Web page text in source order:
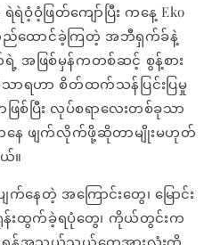
ရဲရဲဝံ့ဝံ့ဖြတ်ကျော်ပြီး ကနေ့ Eko
ထောင်ခဲ့ကြတဲ့ အဘီရှက်ခ်နဲ့
ဖြစ်မှန်ကတစ်ဆင့် စွန့်စား
ရဟာ စိတ်ထက်သန်ပြင်းပြမှု
စ်ပြီး လုပ်စရာလေးတစ်ခုသာ
ကနေ ဖျက်လိုက်ဖို့ဆိုတာမျိုးမဟုတ်
။
က်နေတဲ့ အကြောင်းတွေ၊ မြောင်း
းထွက်ခဲ့ရပုံတွေ၊ ကိုယ်တွင်းက